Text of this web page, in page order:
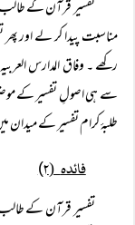
تفسیر قرآن کے طالب
مناسبت پیدا کر لے اور
رکھے ۔ وفاق المدارس
سے ہی اصولِ تفسیر کے
طلبۂ کرام تفسیر کے میدان
فائدہ (۲)
تفسیر قرآن کے طالب